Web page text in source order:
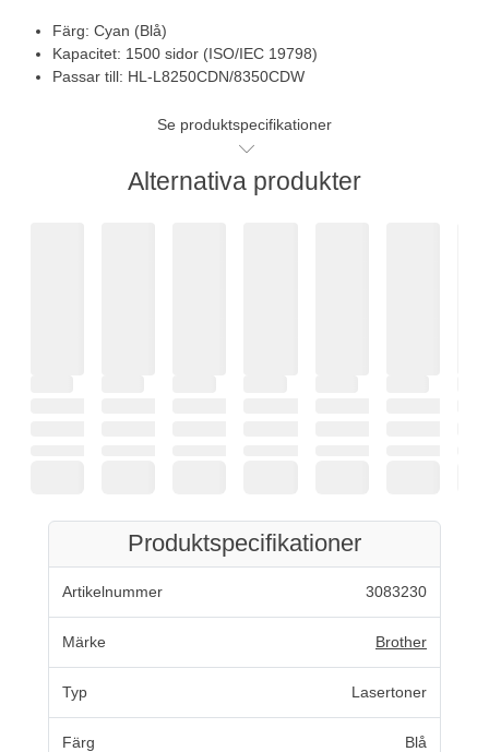
Färg: Cyan (Blå)
Kapacitet: 1500 sidor (ISO/IEC 19798)
Passar till: HL-L8250CDN/8350CDW
Se produktspecifikationer
Alternativa produkter
Produktspecifikationer
Artikelnummer 3083230
Märke Brother
Typ Lasertoner
Färg Blå